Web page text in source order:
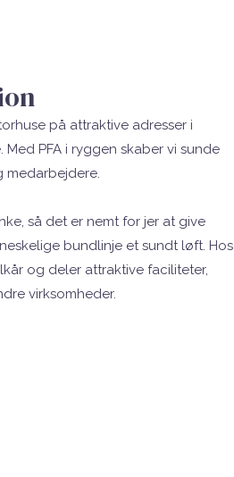
på attraktive adresser i
PFA i ryggen skaber vi sunde
medarbejdere.
så det er nemt for jer at give
bundlinje et sundt løft. Hos
og deler attraktive faciliteter,
virksomheder.